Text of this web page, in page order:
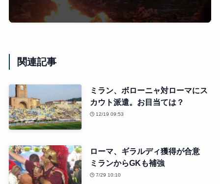
関連記事
ミラン、ボローニャ対ローマにス
カウト派遣。お目当ては？
12/19 09:53
ローマ、ギラルディ獲得が合意
ミランからGKも補強
7/29 10:10